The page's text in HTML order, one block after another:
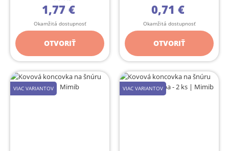
1,77 €
Okamžitá dostupnosť
OTVORIŤ
0,71 €
Okamžitá dostupnosť
OTVORIŤ
VIAC VARIANTOV VIAC VARIANTOV